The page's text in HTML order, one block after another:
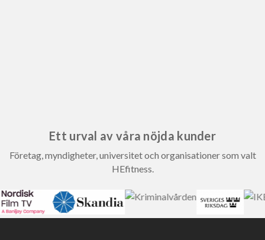
Ett urval av våra nöjda kunder
Företag, myndigheter, universitet och organisationer som valt
HEfitness.